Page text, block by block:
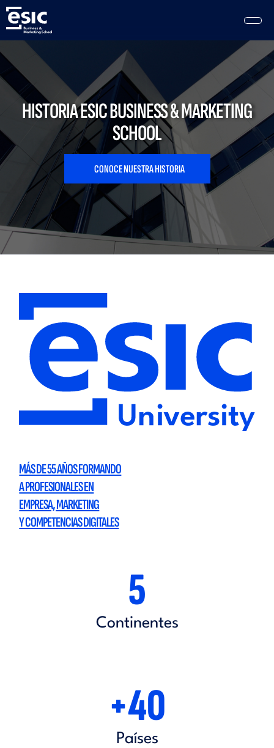
Pasar
contenido
principal
navigation
HISTORIA ESIC BUSINESS & MARKETING
SCHOOL
CONOCE NUESTRA HISTORIA
MÁS DE 55 AÑOS FORMANDO
A PROFESIONALES EN
EMPRESA, MARKETING
Y COMPETENCIAS DIGITALES
5
Continentes
+40
Países